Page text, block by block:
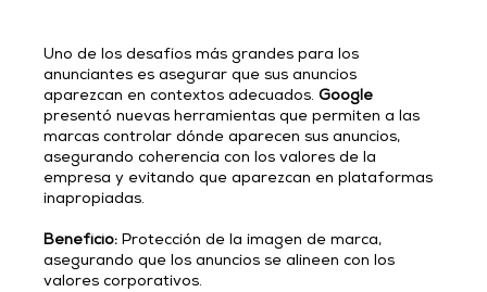
Uno de los desafíos más grandes para los
anunciantes es asegurar que sus anuncios
aparezcan en contextos adecuados. Google
presentó nuevas herramientas que permiten a las
marcas controlar dónde aparecen sus anuncios,
asegurando coherencia con los valores de la
empresa y evitando que aparezcan en plataformas
inapropiadas.
Beneficio: Protección de la imagen de marca,
asegurando que los anuncios se alineen con los
valores corporativos.